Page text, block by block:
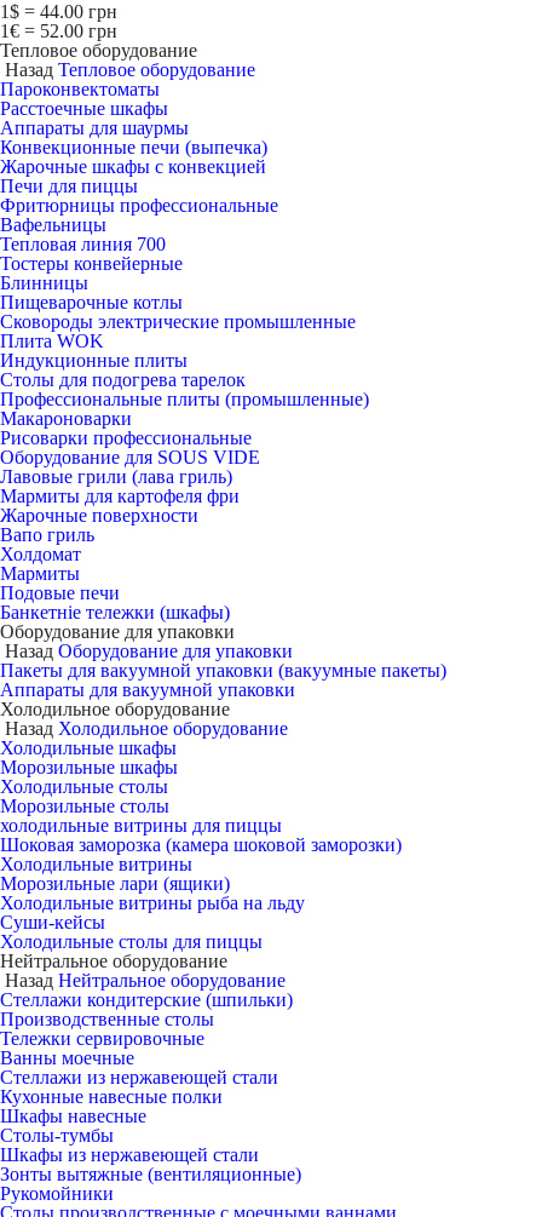
1$ = 44.00 грн
1€ = 52.00 грн
Тепловое оборудование
Назад Тепловое оборудование
Пароконвектоматы
Расcтоечные шкафы
Аппараты для шаурмы
Конвекционные печи (выпечка)
Жарочные шкафы с конвекцией
Печи для пиццы
Фритюрницы профессиональные
Вафельницы
Тепловая линия 700
Тостеры конвейерные
Блинницы
Пищеварочные котлы
Сковороды электрические промышленные
Плита WOK
Индукционные плиты
Столы для подогрева тарелок
Профессиональные плиты (промышленные)
Макароноварки
Рисоварки профессиональные
Оборудование для SOUS VIDE
Лавовые грили (лава гриль)
Мармиты для картофеля фри
Жарочные поверхности
Вапо гриль
Холдомат
Мармиты
Подовые печи
Банкетніе тележки (шкафы)
Оборудование для упаковки
Назад Оборудование для упаковки
Пакеты для вакуумной упаковки (вакуумные пакеты)
Аппараты для вакуумной упаковки
Холодильное оборудование
Назад Холодильное оборудование
Холодильные шкафы
Морозильные шкафы
Холодильные столы
Морозильные столы
холодильные витрины для пиццы
Шоковая заморозка (камера шоковой заморозки)
Холодильные витрины
Морозильные лари (ящики)
Холодильные витрины рыба на льду
Суши-кейсы
Холодильные столы для пиццы
Нейтральное оборудование
Назад Нейтральное оборудование
Стеллажи кондитерские (шпильки)
Производственные столы
Тележки сервировочные
Ванны моечные
Стеллажи из нержавеющей стали
Кухонные навесные полки
Шкафы навесные
Столы-тумбы
Шкафы из нержавеющей стали
Зонты вытяжные (вентиляционные)
Рукомойники
Столы производственные с моечными ваннами